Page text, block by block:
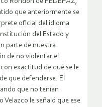
que anteriormente se
oficial del idioma
del Estado y
parte de nuestra
de no violentar el
exactitud de qué se le
que defenderse. El
que no tenían
Velazco le señaló que ese